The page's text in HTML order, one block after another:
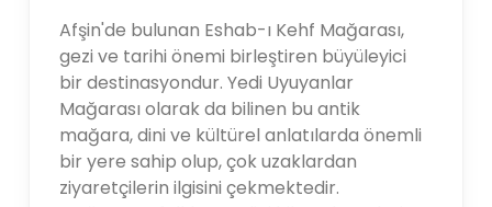
Afşin'de bulunan Eshab-ı Kehf Mağarası,
gezi ve tarihi önemi birleştiren büyüleyici
bir destinasyondur. Yedi Uyuyanlar
Mağarası olarak da bilinen bu antik
mağara, dini ve kültürel anlatılarda önemli
bir yere sahip olup, çok uzaklardan
ziyaretçilerin ilgisini çekmektedir.